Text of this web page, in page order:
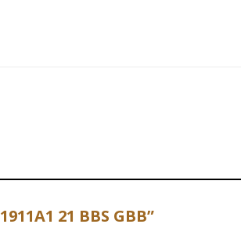
21 BBS GBB”